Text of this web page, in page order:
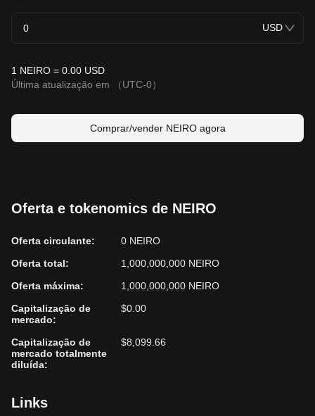
USD
1 NEIRO = 0.00 USD
Última atualização em
（UTC-0）
Comprar/vender NEIRO agora
Oferta e tokenomics de NEIRO
Oferta circulante:
0 NEIRO
Oferta total:
1,000,000,000 NEIRO
Oferta máxima:
1,000,000,000 NEIRO
Capitalização de
mercado:
$0.00
Capitalização de
mercado totalmente
diluída:
$8,099.66
Links